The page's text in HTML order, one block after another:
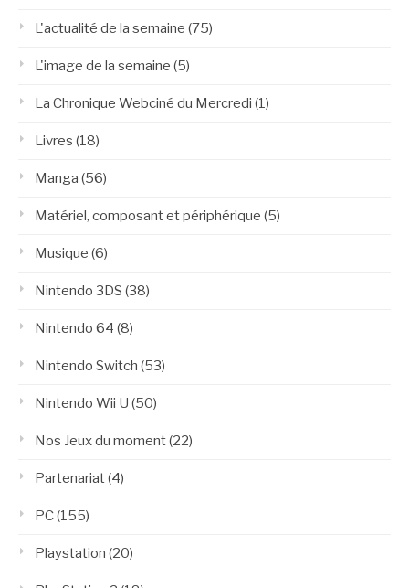
L'actualité de la semaine (75)
L'image de la semaine (5)
La Chronique Webciné du Mercredi (1)
Livres (18)
Manga (56)
Matériel, composant et périphérique (5)
Musique (6)
Nintendo 3DS (38)
Nintendo 64 (8)
Nintendo Switch (53)
Nintendo Wii U (50)
Nos Jeux du moment(22)
Partenariat(4)
PC(155)
Playstation (20)